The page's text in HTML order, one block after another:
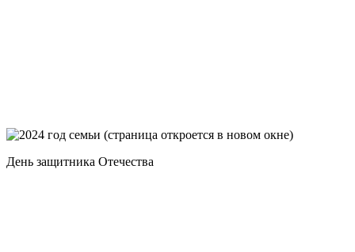
День защитника Отечества